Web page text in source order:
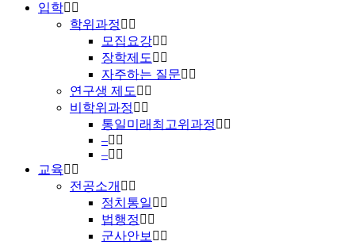
입학
학위과정
모집요강
장학제도
자주하는 질문
연구생 제도
비학위과정
통일미래최고위과정
–
–
교육
전공소개
정치통일
법행정
군사안보